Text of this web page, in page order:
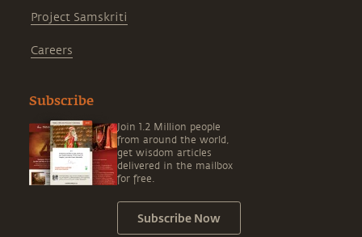
Project Samskriti
Careers
Subscribe
Join 1.2 Million people
from around the world,
get wisdom articles
delivered in the mailbox
for free.
Subscribe Now